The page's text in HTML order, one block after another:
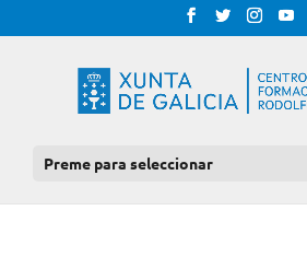
Preme para seleccionar